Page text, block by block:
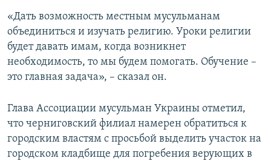
«Дать возможность местным мусульманам
объединиться и изучать религию. Уроки религии
будет давать имам, когда возникнет
необходимость, то мы будем помогать. Обучение –
это главная задача», – сказал он.
Глава Ассоциации мусульман Украины отметил,
что черниговский филиал намерен обратиться к
городским властям с просьбой выделить участок на
городском кладбище для погребения верующих в